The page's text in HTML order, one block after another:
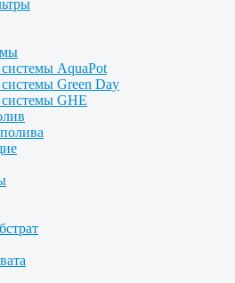
AquaPot
Green Day
GHE